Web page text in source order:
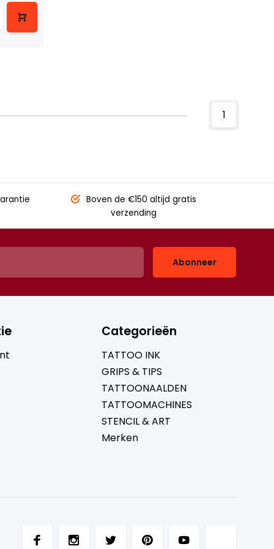
1
Boven de €150 altijd gratis
verzending
Abonneer
Categorieën
TATTOO INK
GRIPS & TIPS
TATTOONAALDEN
TATTOOMACHINES
STENCIL & ART
Merken